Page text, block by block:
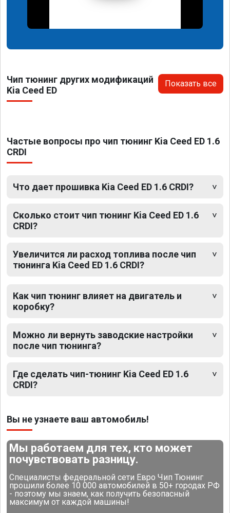
Чип тюнинг других модификаций
Kia Ceed ED
Показать все
Частые вопросы про чип тюнинг Kia Ceed ED 1.6
CRDI
Что дает прошивка Kia Ceed ED 1.6 CRDI?
Сколько стоит чип тюнинг Kia Ceed ED 1.6
CRDI?
Увеличится ли расход топлива после чип
тюнинга Kia Ceed ED 1.6 CRDI?
Как чип тюнинг влияет на двигатель и
коробку?
Можно ли вернуть заводские настройки
после чип тюнинга?
Где сделать чип-тюнинг Kia Ceed ED 1.6
CRDI?
Вы не узнаете ваш автомобиль!
Мы работаем для тех, кто может
почувствовать разницу.
Специалисты федеральной сети Евро Чип Тюнинг
прошили более 10 000 автомобилей в 50+ городах РФ
- поэтому мы знаем, как получить безопасный
максимум от каждой машины!